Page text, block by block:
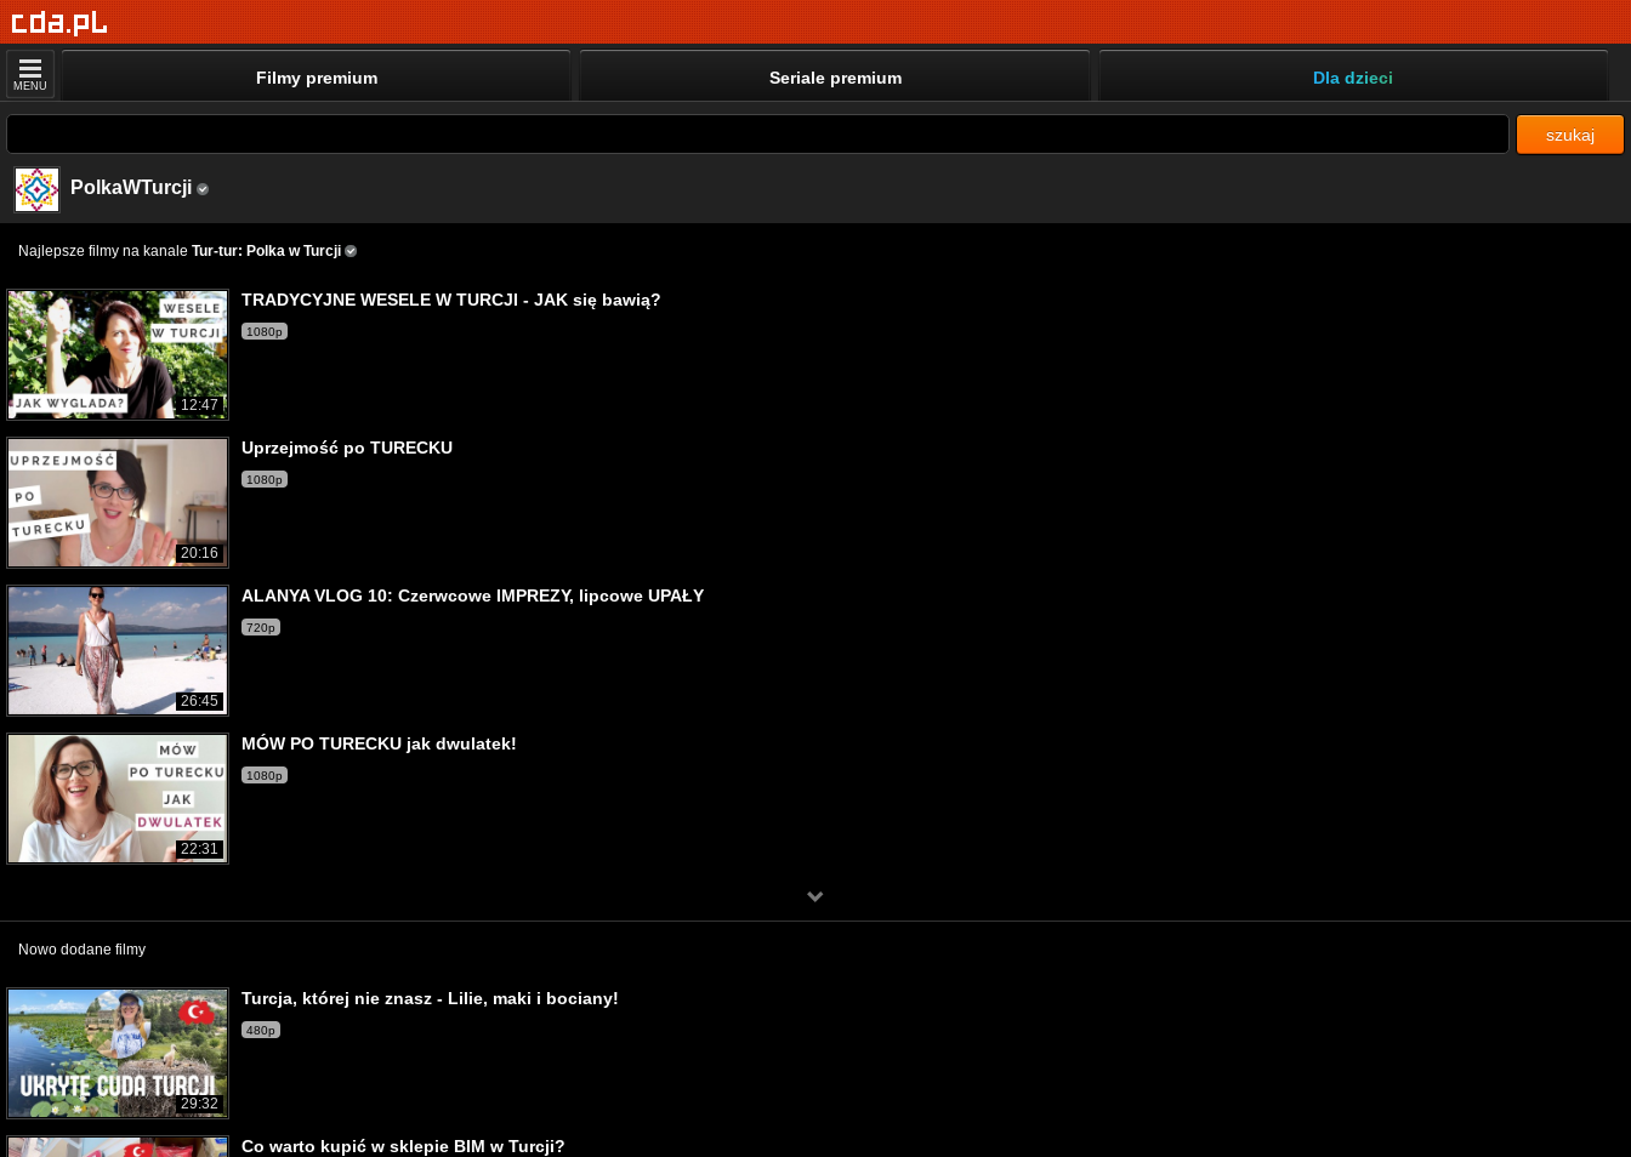
MENU Filmy premium Seriale premium Dla dzieci
szukaj
PolkaWTurcji
Najlepsze filmy na kanale Tur-tur: Polka w Turcji
12:47
TRADYCYJNE WESELE W TURCJI - JAK się bawią?
1080p
20:16
Uprzejmość po TURECKU
1080p
26:45
ALANYA VLOG 10: Czerwcowe IMPREZY, lipcowe UPAŁY
720p
22:31
MÓW PO TURECKU jak dwulatek!
1080p
Nowo dodane filmy
29:32
Turcja, której nie znasz - Lilie, maki i bociany!
480p
Co warto kupić w sklepie BIM w Turcji?